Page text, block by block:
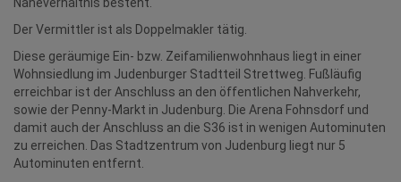
Naheverhältnis besteht.
Der Vermittler ist als Doppelmakler tätig.
Diese geräumige Ein- bzw. Zeifamilienwohnhaus liegt in einer
Wohnsiedlung im Judenburger Stadtteil Strettweg. Fußläufig
erreichbar ist der Anschluss an den öffentlichen Nahverkehr,
sowie der Penny-Markt in Judenburg. Die Arena Fohnsdorf und
damit auch der Anschluss an die S36 ist in wenigen Autominuten
zu erreichen. Das Stadtzentrum von Judenburg liegt nur 5
Autominuten entfernt.